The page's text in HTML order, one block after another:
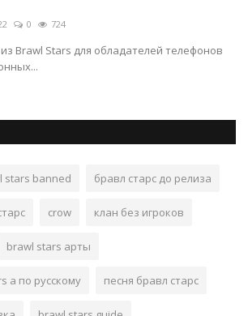
0 724
Brawl Stars для обладателей телефонов
stars banned бравл старс до релиза
crow клан без игроков
brawl stars арты
а по русскому песня бравл старс